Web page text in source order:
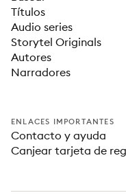
Títulos
Audio series
Storytel Originals
Autores
Narradores
ENLACES IMPORTANTES
Contacto y ayuda
Canjear tarjeta de